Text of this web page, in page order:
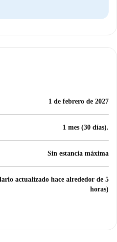
1 de febrero de 2027
1 mes (30 días).
Sin estancia máxima
actualizado hace alrededor de 5
horas)